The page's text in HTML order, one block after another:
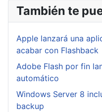
También te
Apple lanzará una
acabar con Flashback
Adobe Flash por fin
automático
Windows Server 8
backup